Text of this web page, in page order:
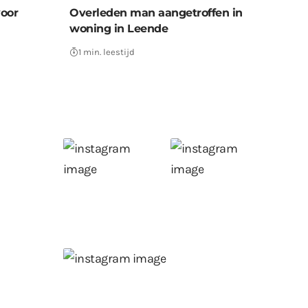
Overleden man aangetroffen in
woning in Leende
1 min. leestijd